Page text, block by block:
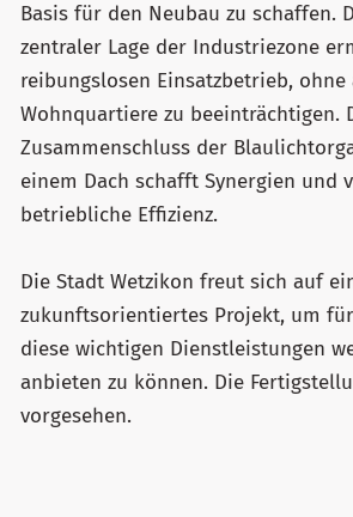
Basis für den Neubau zu schaffen.
zentraler Lage der Industriezone
reibungslosen Einsatzbetrieb, ohne
Wohnquartiere zu beeinträchtigen.
Zusammenschluss der
einem Dach schafft Synergien und
betriebliche Effizienz.
Die Stadt Wetzikon freut sich auf
zukunftsorientiertes Projekt, um
diese wichtigen Dienstleistungen
anbieten zu können. Die
vorgesehen.